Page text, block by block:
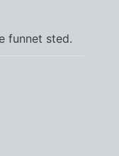
funnet sted.